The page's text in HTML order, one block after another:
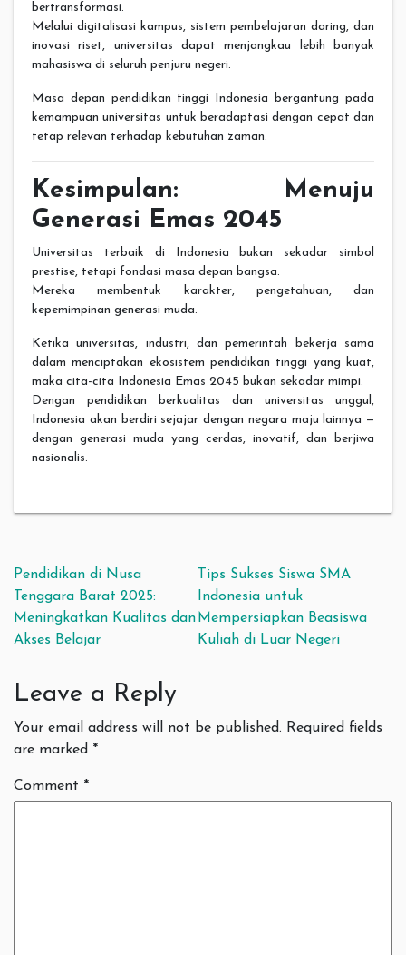
bertransformasi.
Melalui digitalisasi kampus, sistem pembelajaran daring, dan
inovasi riset, universitas dapat menjangkau lebih banyak
mahasiswa di seluruh penjuru negeri.
Masa depan pendidikan tinggi Indonesia bergantung pada
kemampuan universitas untuk beradaptasi dengan cepat dan
tetap relevan terhadap kebutuhan zaman.
Kesimpulan: Menuju
Generasi Emas 2045
Universitas terbaik di Indonesia bukan sekadar simbol
prestise, tetapi fondasi masa depan bangsa.
Mereka membentuk karakter, pengetahuan, dan
kepemimpinan generasi muda.
Ketika universitas, industri, dan pemerintah bekerja sama
dalam menciptakan ekosistem pendidikan tinggi yang kuat,
maka cita-cita Indonesia Emas 2045 bukan sekadar mimpi.
Dengan pendidikan berkualitas dan universitas unggul,
Indonesia akan berdiri sejajar dengan negara maju lainnya —
dengan generasi muda yang cerdas, inovatif, dan berjiwa
nasionalis.
Post navigation
Pendidikan di Nusa
Tenggara Barat 2025:
Meningkatkan Kualitas dan
Akses Belajar
Tips Sukses Siswa SMA
Indonesia untuk
Mempersiapkan Beasiswa
Kuliah di Luar Negeri
Leave a Reply
Your email address will not be published. Required fields
are marked *
Comment *